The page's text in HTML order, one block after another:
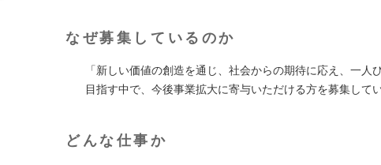
なぜ募集しているのか
「新しい価値の創造を通じ、社会からの期待に応え、一人
目指す中で、今後事業拡大に寄与いただける方を募集してい
どんな仕事か